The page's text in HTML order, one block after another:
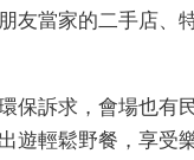
友當家的二手店
保訴求，會場也
遊輕鬆野餐，享受